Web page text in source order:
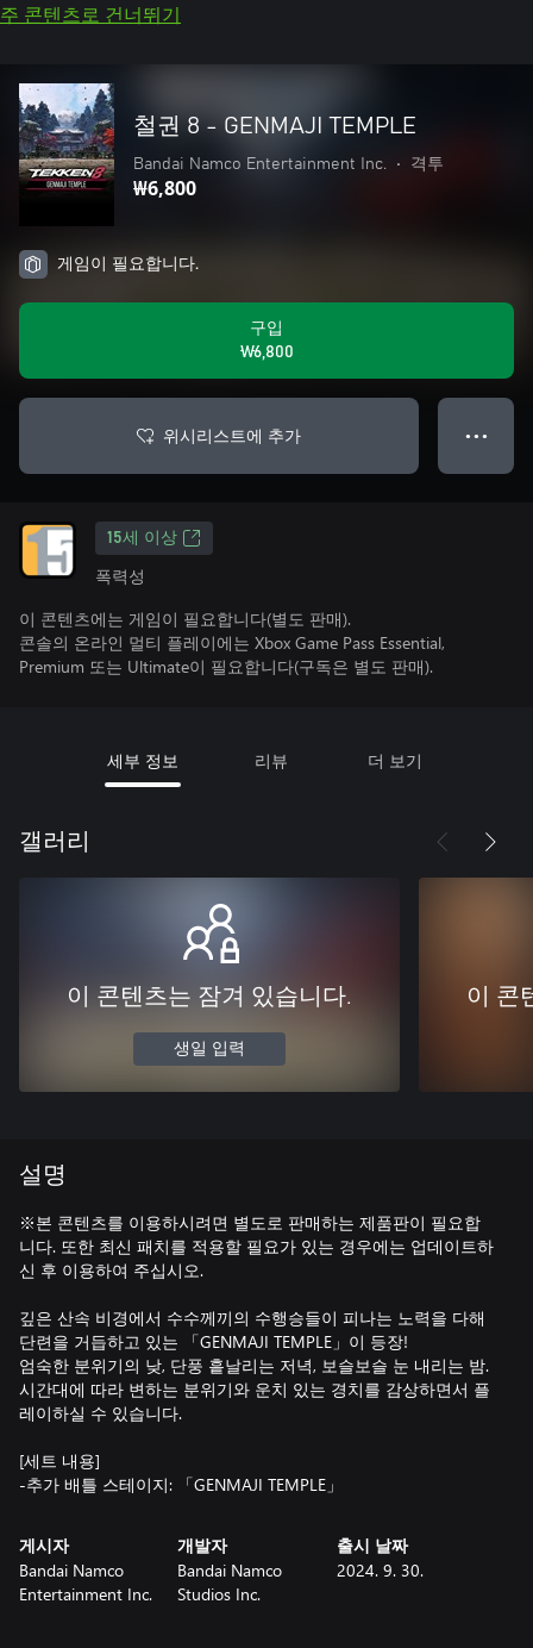
주 콘텐츠로 건너뛰기
철권 8 - GENMAJI TEMPLE
Bandai Namco Entertainment Inc. • 격투
₩6,800
게임이 필요합니다.
구입
₩6,800
위시리스트에 추가 ● ● ●
15세 이상
폭력성
이 콘텐츠에는 게임이 필요합니다(별도 판매).
콘솔의 온라인 멀티 플레이에는 Xbox Game Pass Essential,
Premium 또는 Ultimate이 필요합니다(구독은 별도 판매).
세부 정보 리뷰 더 보기
갤러리
이 콘텐츠는 잠겨 있습니다.
생일 입력
이 콘
설명
※본 콘텐츠를 이용하시려면 별도로 판매하는 제품판이 필요합
니다. 또한 최신 패치를 적용할 필요가 있는 경우에는 업데이트하
신 후 이용하여 주십시오.
깊은 산속 비경에서 수수께끼의 수행승들이 피나는 노력을 다해
단련을 거듭하고 있는 「GENMAJI TEMPLE」이 등장!
엄숙한 분위기의 낮, 단풍 흩날리는 저녁, 보슬보슬 눈 내리는 밤.
시간대에 따라 변하는 분위기와 운치 있는 경치를 감상하면서 플
레이하실 수 있습니다.
[세트 내용]
-추가 배틀 스테이지: 「GENMAJI TEMPLE」
게시자
Bandai Namco
Entertainment Inc.
개발자
Bandai Namco
Studios Inc.
출시 날짜
2024. 9. 30.